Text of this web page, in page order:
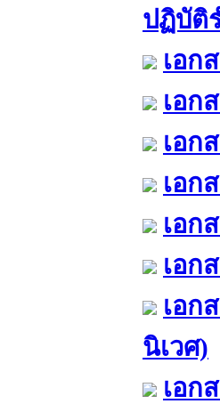
ปฏิบัติ
เอก
เอก
เอก
เอก
เอก
เอก
เอก
นิเวศ)
เอก